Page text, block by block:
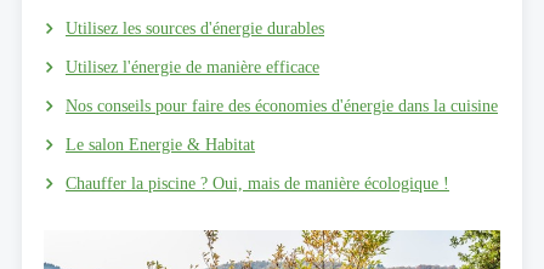
Utilisez les sources d'énergie durables
Utilisez l'énergie de manière efficace
Nos conseils pour faire des économies d'énergie dans la cuisine
Le salon Energie & Habitat
Chauffer la piscine ? Oui, mais de manière écologique !